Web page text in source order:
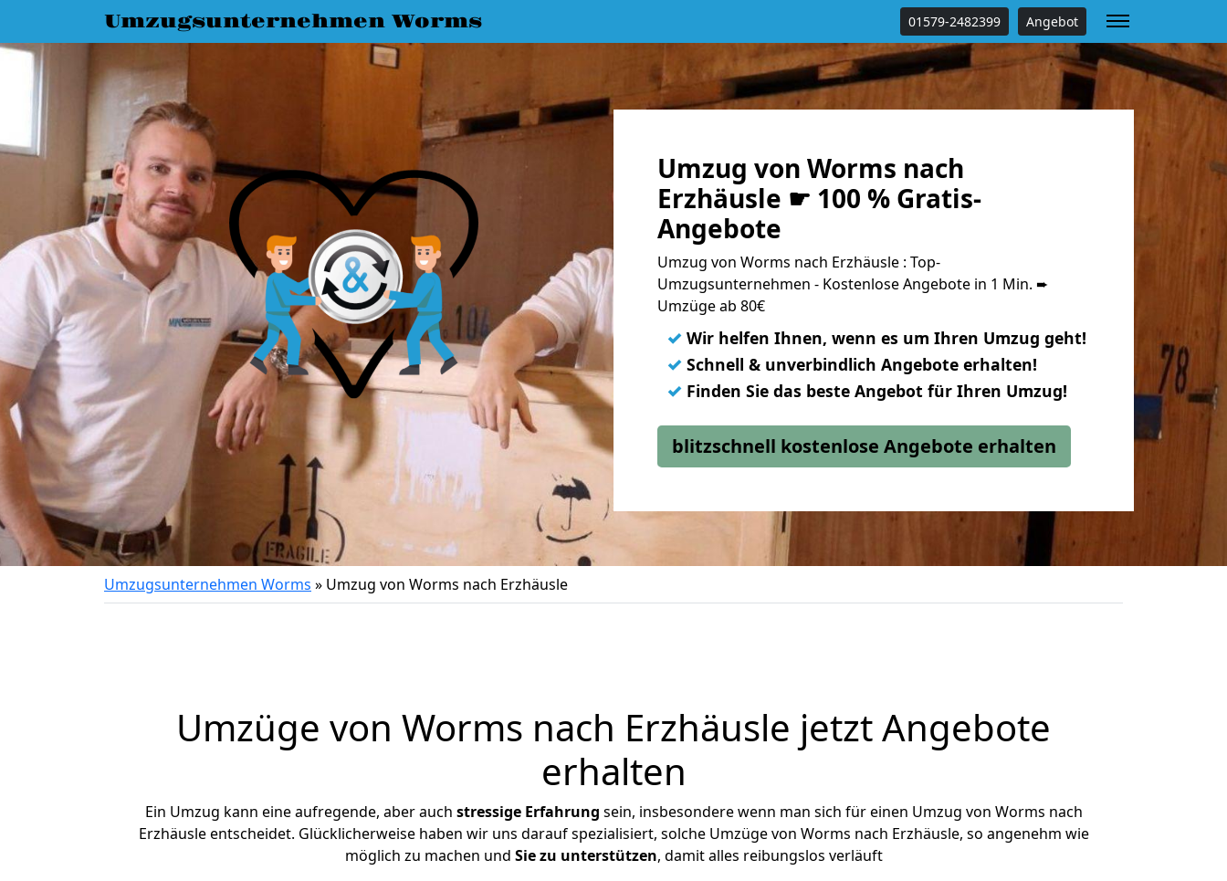
Umzugsunternehmen Worms 01579-2482399 Angebot
Umzug von Worms nach
Erzhäusle ☛ 100 % Gratis-
Angebote
Umzug von Worms nach Erzhäusle : Top-
Umzugsunternehmen - Kostenlose Angebote in 1 Min. ➨
Umzüge ab 80€
✓ Wir helfen Ihnen, wenn es um Ihren Umzug geht!
✓ Schnell & unverbindlich Angebote erhalten!
✓ Finden Sie das beste Angebot für Ihren Umzug!
blitzschnell kostenlose Angebote erhalten
Umzugsunternehmen Worms » Umzug von Worms nach Erzhäusle
Umzüge von Worms nach Erzhäusle jetzt Angebote
erhalten
Ein Umzug kann eine aufregende, aber auch stressige Erfahrung sein, insbesondere wenn man sich für einen Umzug von Worms nach
Erzhäusle entscheidet. Glücklicherweise haben wir uns darauf spezialisiert, solche Umzüge von Worms nach Erzhäusle, so angenehm wie
möglich zu machen und Sie zu unterstützen, damit alles reibungslos verläuft